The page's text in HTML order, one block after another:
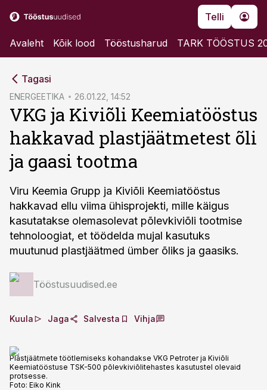
Telli
Avaleht Kõik lood Tööstusharud TARK TÖÖSTUS
Tagasi
ENERGEETIKA 26.01.22, 14:52
VKG ja Kiviõli Keemiatööstus
hakkavad plastjäätmetest õli
ja gaasi tootma
Viru Keemia Grupp ja Kiviõli Keemiatööstus
hakkavad ellu viima ühisprojekti, mille käigus
kasutatakse olemasolevat põlevkiviõli tootmise
tehnoloogiat, et töödelda mujal kasutuks
muutunud plastjäätmed ümber õliks ja gaasiks.
Tööstusuudised.ee
Kuula Jaga Salvesta Vihja
Plastjäätmete töötlemiseks kohandakse VKG Petroter ja Kiviõli
Keemiatööstuse TSK-500 põlevkiviõlitehastes kasutustel olevaid
protsesse.
Foto: Eiko Kink